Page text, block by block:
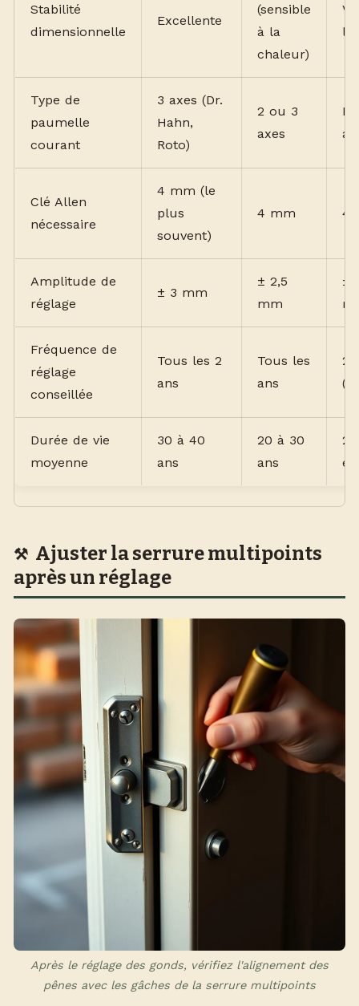
Stabilité
dimensionnelle
Excellente
(sensible
à la
chaleur)
Type de
paumelle
courant
3 axes (Dr.
Hahn,
Roto)
2 ou 3
axes
Clé Allen
nécessaire
4 mm (le
plus
souvent)
4 mm 4
Amplitude de
réglage
± 3 mm
± 2,5
mm
±
Fréquence de
réglage
conseillée
Tous les 2
ans
Tous les
ans
2
Durée de vie
moyenne
30 à 40
ans
20 à 30
ans
Ajuster la serrure multipoints
après un réglage
Après le réglage des gonds, vérifiez l'alignement des
pênes avec les gâches de la serrure multipoints